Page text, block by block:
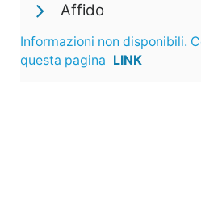
Affido
Informazioni non disponibili.
questa pagina LINK